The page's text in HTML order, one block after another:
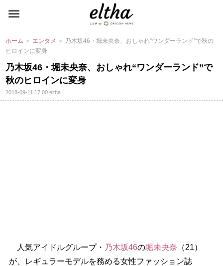
ホーム ＞ エンタメ ＞ 乃木坂46・堀未央奈、おしゃれ“ワンダーランド”で秋の
ヒロインに変身
乃木坂46・堀未央奈、おしゃれ“ワンダーランド”で
秋のヒロインに変身
2018-09-11 17:00eltha
人気アイドルグループ・ 乃木坂46の堀未央奈 （21）
が、レギュラーモデルを務める女性ファッション誌